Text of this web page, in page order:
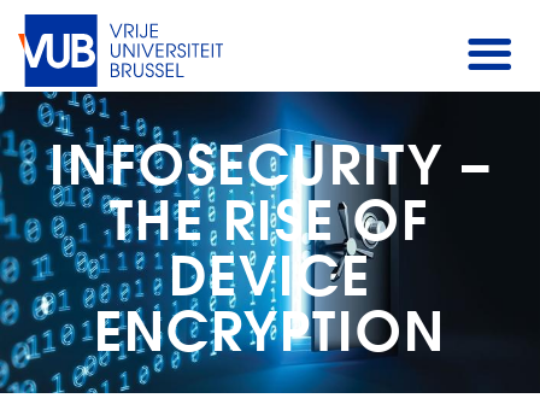
INFOSECURITY –
THE RISE OF
DEVICE
ENCRYPTION